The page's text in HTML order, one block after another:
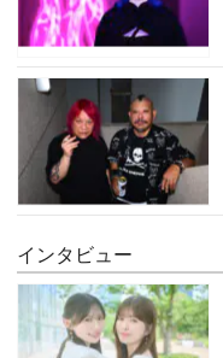
インタビュー